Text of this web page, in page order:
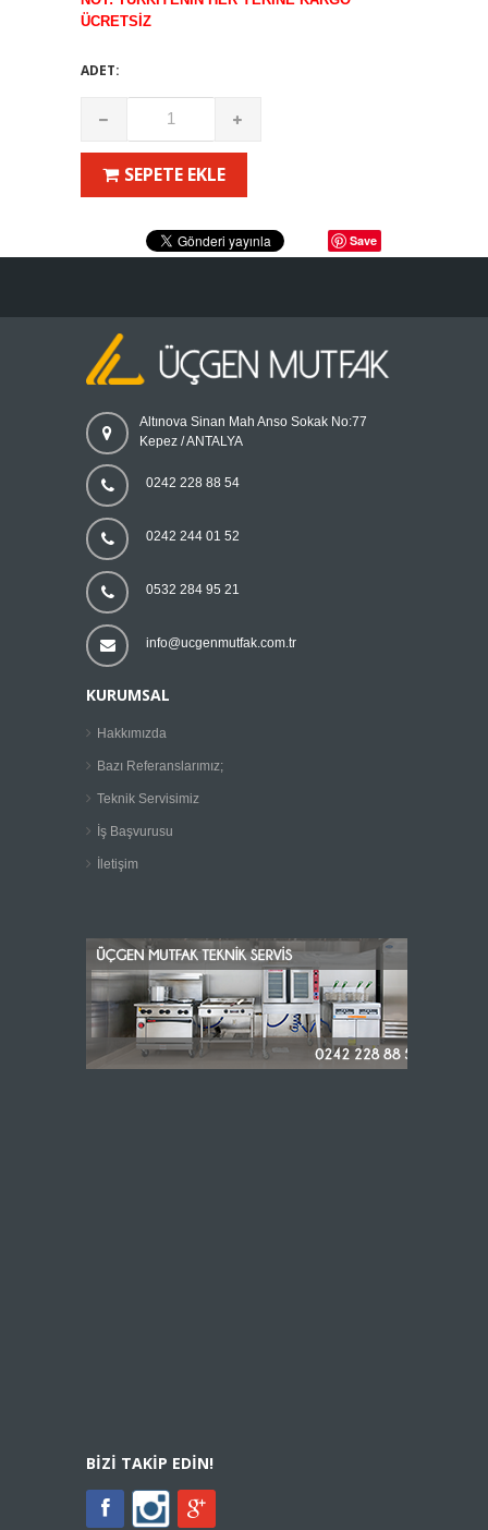
ÜCRETSİZ
ADET:
SEPETE EKLE
Save
Altınova Sinan Mah Anso Sokak No:77
Kepez / ANTALYA
0242 228 88 54
0242 244 01 52
0532 284 95 21
info@ucgenmutfak.com.tr
KURUMSAL
Hakkımızda
Bazı Referanslarımız;
Teknik Servisimiz
İş Başvurusu
İletişim
BIZI TAKIP EDIN!